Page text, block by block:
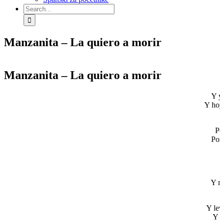
Search
for:
Manzanita – La quiero a morir
Manzanita – La quiero a morir
Y
Y
Y
Y
Y